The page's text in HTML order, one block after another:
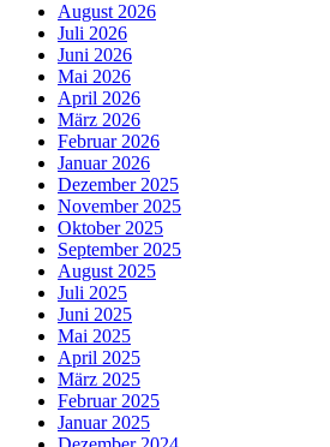
August 2026
Juli 2026
Juni 2026
Mai 2026
April 2026
März 2026
Februar 2026
Januar 2026
Dezember 2025
November 2025
Oktober 2025
September 2025
August 2025
Juli 2025
Juni 2025
Mai 2025
April 2025
März 2025
Februar 2025
Januar 2025